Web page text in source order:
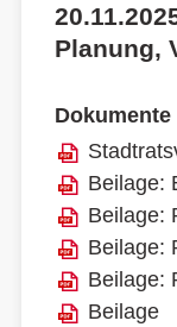
Planung,
Dokumente
Beilage:
Beilage:
Beilage:
Beilage:
Beilage